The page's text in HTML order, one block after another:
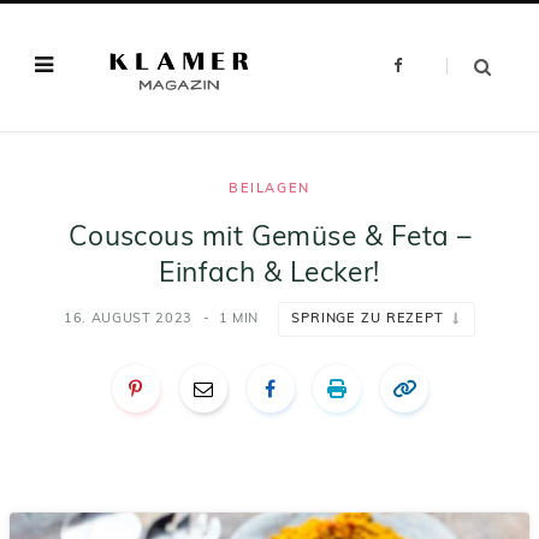
F
BEILAGEN
Couscous mit Gemüse & Feta –
Einfach & Lecker!
16. AUGUST 2023 1 MIN SPRINGE ZU REZEPT